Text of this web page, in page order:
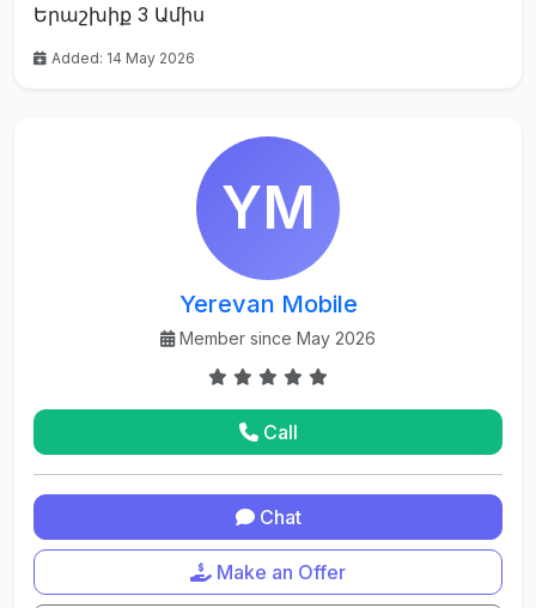
Երաշխիք 3 Ամիս
Added: 14 May 2026
YM
Yerevan Mobile
Member since May 2026
Call
Chat
Make an Offer